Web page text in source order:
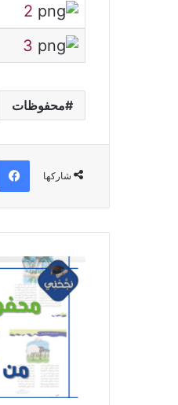
2
3
محفوظات
شاركها
محفوظات
سنة
خامسة
الكتاب
المدرسي